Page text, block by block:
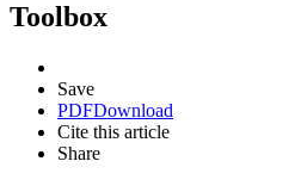
Toolbox
Save
PDFDownload
Cite this article
Share